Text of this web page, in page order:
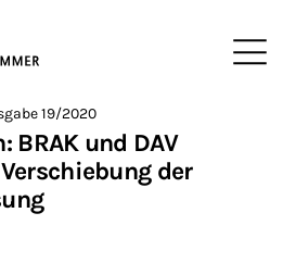
Newsletter
>
Nachrichten aus Berlin
19/2020
BRAK und DAV
der